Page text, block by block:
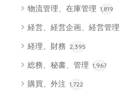
物流管理、在庫管理 1,819
経営、経営企画、経営管理
経理、財務 2,395
総務、秘書、管理 1,967
購買、外注 1,722